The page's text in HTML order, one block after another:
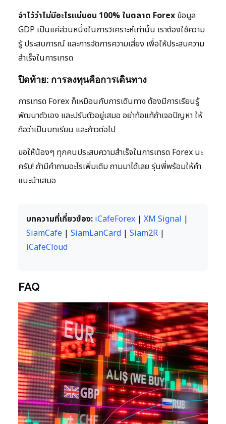
จำไว้ว่าไม่มีอะไรแน่นอน 100% ในตลาด Forex ข้อมูล
GDP เป็นแค่ส่วนหนึ่งในการวิเคราะห์เท่านั้น เราต้องใช้ความ
รู้ ประสบการณ์ และการจัดการความเสี่ยง เพื่อให้ประสบความ
สำเร็จในการเทรด
ปิดท้าย: การลงทุนคือการเดินทาง
การเทรด Forex ก็เหมือนกับการเดินทาง ต้องมีการเรียนรู้
พัฒนาตัวเอง และปรับตัวอยู่เสมอ อย่าท้อแท้ถ้าเจอปัญหา ให้
ถือว่าเป็นบทเรียน และก้าวต่อไป
ขอให้น้องๆ ทุกคนประสบความสำเร็จในการเทรด Forex นะ
ครับ! ถ้ามีคำถามอะไรเพิ่มเติม ถามมาได้เลย รุ่นพี่พร้อมให้คำ
แนะนำเสมอ
บทความที่เกี่ยวข้อง: iCafeForex | XM Signal |
SiamCafe | SiamLanCard | Siam2R |
iCafeCloud
FAQ